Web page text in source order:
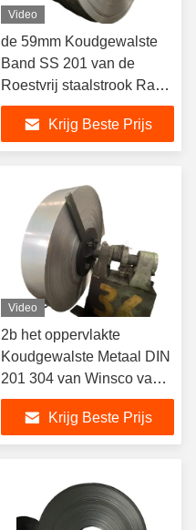
Video
de 59mm Koudgewalste
Band SS 201 van de
Roestvrij staalstrook Rang
304
Krijg Beste Prijs
Video
2b het oppervlakte
Koudgewalste Metaal DIN
201 304 van Winsco van
de Roestvrij staalstrook
316
Krijg Beste Prijs